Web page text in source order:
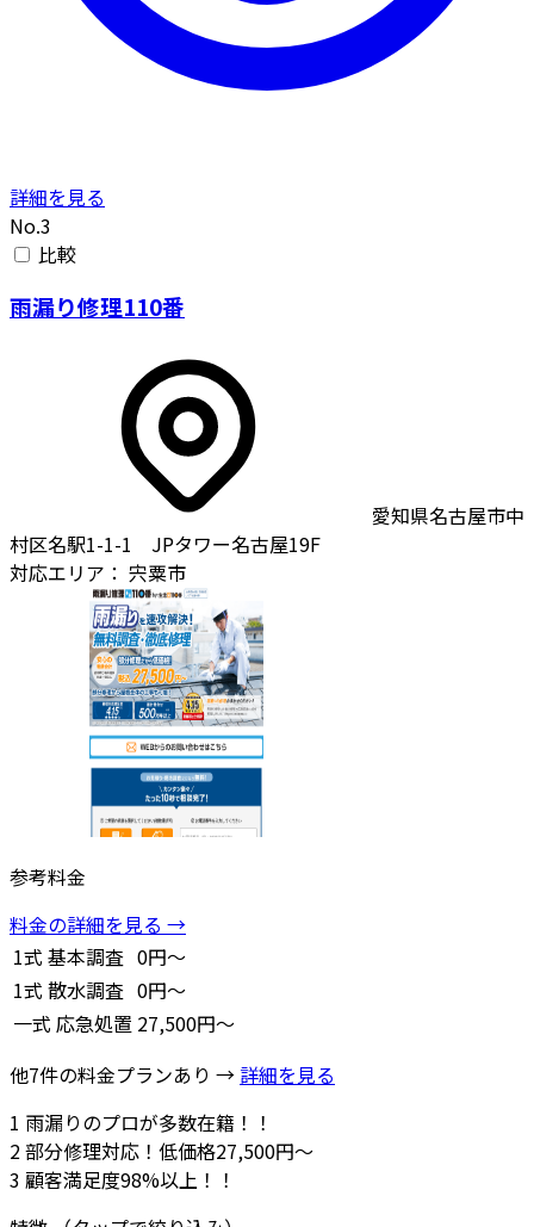
詳細を見る
No.3
比較
雨漏り修理110番
愛知県名古屋市中
村区名駅1-1-1 JPタワー名古屋19F
対応エリア： 宍粟市
参考料金
料金の詳細を見る →
1式 基本調査 0円～
1式 散水調査 0円～
一式 応急処置 27,500円～
他7件の料金プランあり → 詳細を見る
1 雨漏りのプロが多数在籍！！
2部分修理対応！低価格27,500円～
3 顧客満足度98%以上！！